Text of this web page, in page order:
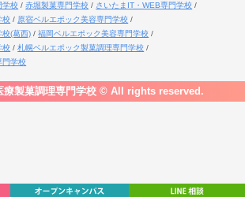
学校
赤堀製菓専門学校
さいたまIT・WEB専門学校
校
原宿ベルエポック美容専門学校
校(葛西)
福岡ベルエポック美容専門学校
校
札幌ベルエポック製菓調理専門学校
門学校
療製菓調理専門学校 © All rights reserved.